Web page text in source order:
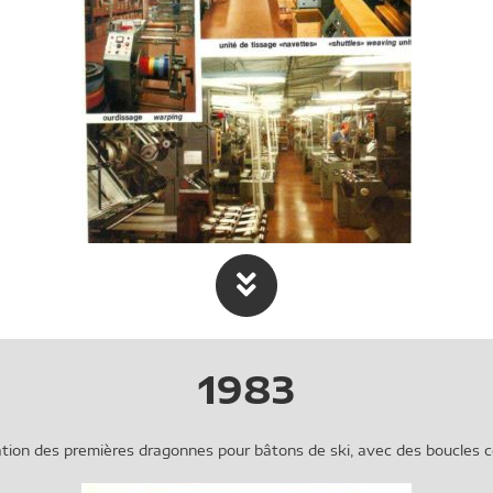
1983
des premières dragonnes pour bâtons de ski, avec des boucles